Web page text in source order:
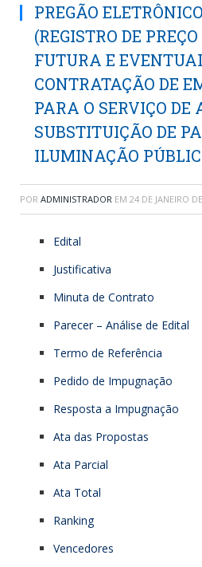
PREGÃO
(REGISTRO DE
FUTURA E
CONTRATAÇÃO DE
PARA O SERVIÇO DE
SUBSTITUIÇÃO DE
ILUMINAÇÃO
POR ADMINISTRADOR EM 24 DE JANEIRO
Edital
Justificativa
Minuta de Contrato
Parecer – Análise de Edital
Termo de Referência
Pedido de Impugnação
Resposta a Impugnação
Ata das Propostas
Ata Parcial
Ata Total
Ranking
Vencedores